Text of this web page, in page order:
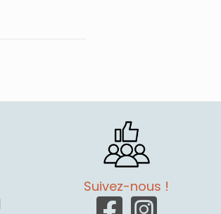
Suivez-nous !